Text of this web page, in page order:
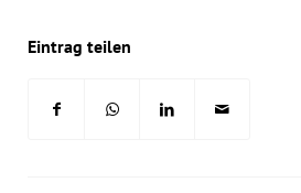
Eintrag teilen